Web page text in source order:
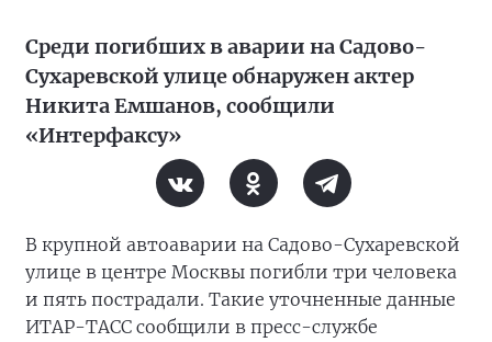
Среди погибших в аварии на Садово-
Сухаревской улице обнаружен актер
Никита Емшанов, сообщили
«Интерфаксу»
В крупной автоаварии на Садово-Сухаревской
улице в центре Москвы погибли три человека
и пять пострадали. Такие уточненные данные
ИТАР-ТАСС сообщили в пресс-службе